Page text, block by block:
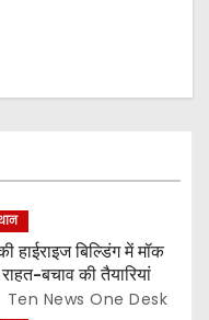
हाईराइज बिल्डिंग में मॉक
बचाव की तैयारियां
Ten News One Desk